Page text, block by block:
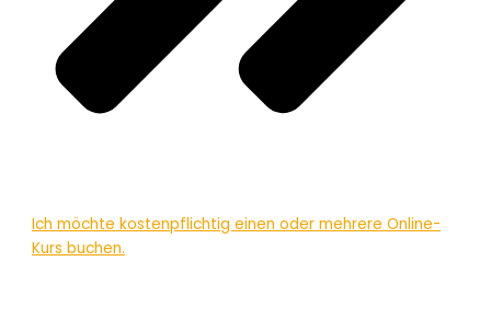
Ich möchte kostenpflichtig einen oder mehrere Online-
Kurs buchen.